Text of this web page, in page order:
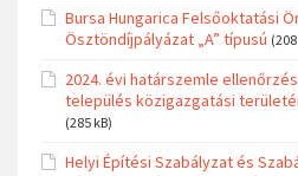
Bursa Hungarica Felsőoktatási
Ösztöndíjpályázat „A” típusú
2024. évi határszemle
település közigazgatási
(285 kB)
Helyi Építési Szabályzat és